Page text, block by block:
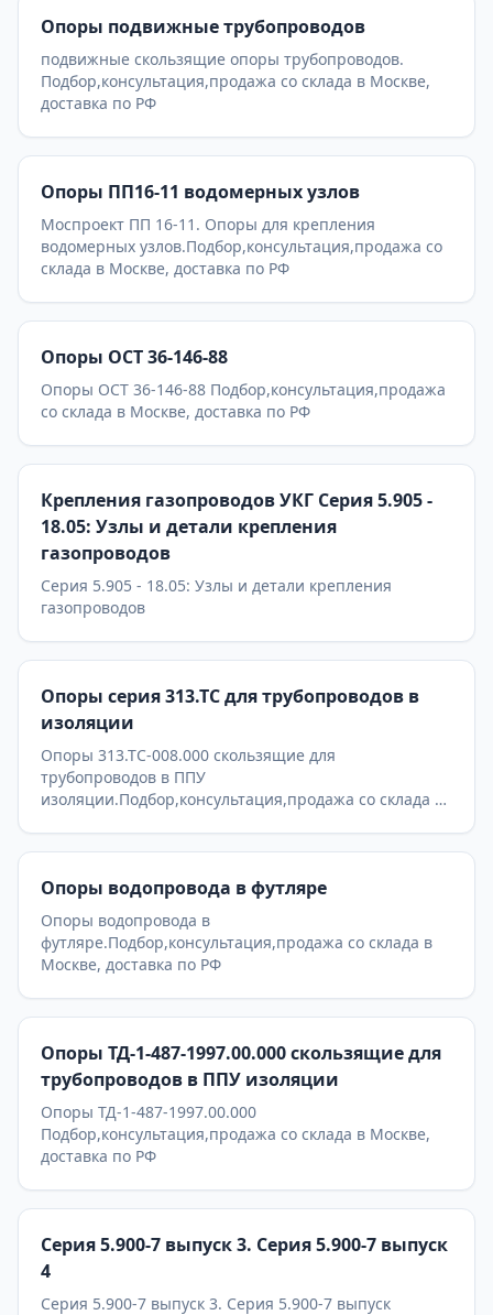
Опоры подвижные трубопроводов
подвижные скользящие опоры трубопроводов.
Подбор,консультация,продажа со склада в Москве,
доставка по РФ
Опоры ПП16-11 водомерных узлов
Моспроект ПП 16-11. Опоры для крепления
водомерных узлов.Подбор,консультация,продажа со
склада в Москве, доставка по РФ
Опоры ОСТ 36-146-88
Опоры ОСТ 36-146-88 Подбор,консультация,продажа
со склада в Москве, доставка по РФ
Крепления газопроводов УКГ Серия 5.905 -
18.05: Узлы и детали крепления
газопроводов
Серия 5.905 - 18.05: Узлы и детали крепления
газопроводов
Опоры серия 313.ТС для трубопроводов в
изоляции
Опоры 313.ТС-008.000 скользящие для
трубопроводов в ППУ
изоляции.Подбор,консультация,продажа со склада в
Опоры водопровода в футляре
Опоры водопровода в
футляре.Подбор,консультация,продажа со склада в
Москве, доставка по РФ
Опоры ТД-1-487-1997.00.000 скользящие для
трубопроводов в ППУ изоляции
Опоры ТД-1-487-1997.00.000
Подбор,консультация,продажа со склада в Москве,
доставка по РФ
Серия 5.900-7 выпуск 3. Серия 5.900-7 выпуск
4
Серия 5.900-7 выпуск 3. Серия 5.900-7 выпуск